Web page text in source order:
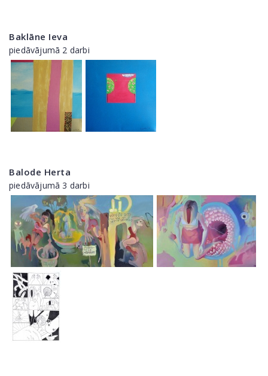
Baklāne Ieva
piedāvājumā 2 darbi
Balode Herta
piedāvājumā 3 darbi